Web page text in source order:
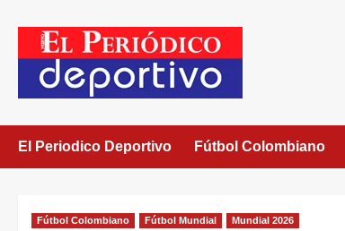
El Periodico Deportivo Fútbol Colombiano
Fútbol Colombiano Fútbol Mundial Mundial 2026